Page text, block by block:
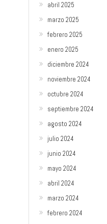
abril 2025
marzo 2025
febrero 2025
enero 2025
diciembre 2024
noviembre 2024
octubre 2024
septiembre 2024
agosto 2024
julio 2024
junio 2024
mayo 2024
abril 2024
marzo 2024
febrero 2024